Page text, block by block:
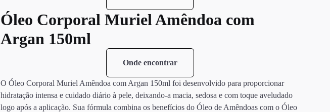
Óleo Corporal Muriel Amêndoa com
Argan 150ml
Onde encontrar
O Óleo Corporal Muriel Amêndoa com Argan 150ml foi desenvolvido para proporcionar
hidratação intensa e cuidado diário à pele, deixando-a macia, sedosa e com toque aveludado
logo após a aplicação. Sua fórmula combina os benefícios do Óleo de Amêndoas com o Óleo